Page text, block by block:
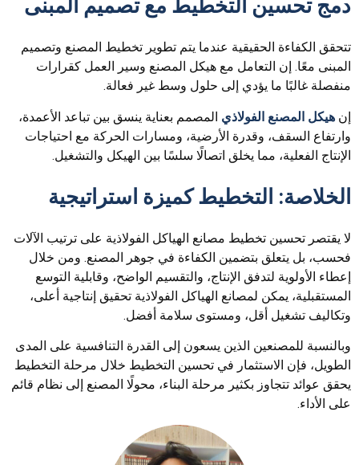
دمج تحسين التخطيط مع تصميم المبنى
تتحقق الكفاءة الحقيقية عندما يتم تطوير تخطيط المصنع وتصميم
المبنى معًا. إن التعامل مع هيكل المصنع وسير العمل كقرارات
منفصلة غالبًا ما يؤدي إلى حلول وسط غير فعالة.
إن هيكل المصنع الفولاذي المصمم بعناية ينسق بين تباعد الأعمدة،
وارتفاع السقف، وقدرة الأرضية، ومسارات الحركة مع احتياجات
الإنتاج الفعلية، مما يخلق اتصالًا سلسًا بين الهيكل والتشغيل.
الخلاصة: التخطيط كميزة استراتيجية
لا يقتصر تحسين تخطيط مصانع الهياكل الفولاذية على ترتيب الآلات
فحسب، بل يتعلق بتضمين الكفاءة في جوهر المصنع. ومن خلال
إعطاء الأولوية لتدفق الإنتاج، والتقسيم الواضح، وقابلية التوسع
المستقبلية، يمكن لمصانع الهياكل الفولاذية تحقيق إنتاجية أعلى،
وتكاليف تشغيل أقل، ومستوى سلامة أفضل.
وبالنسبة للمصنعين الذين يسعون إلى القدرة التنافسية على المدى
الطويل، فإن الاستثمار في تحسين التخطيط خلال مرحلة التخطيط
يحقق عوائد تتجاوز بكثير مرحلة البناء، محولًا المصنع إلى نظام قائم
على الأداء.